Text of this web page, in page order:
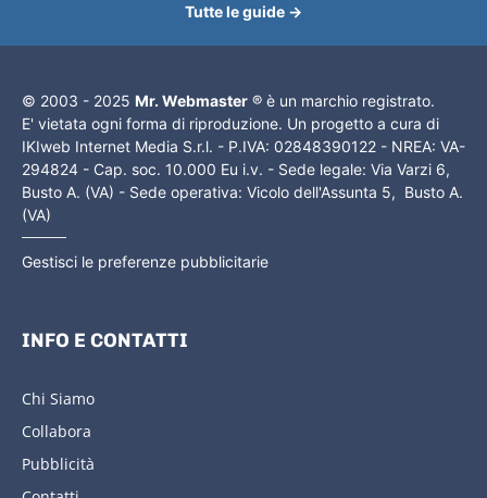
Tutte le guide →
© 2003 - 2025 Mr. Webmaster ® è un marchio registrato.
E' vietata ogni forma di riproduzione. Un progetto a cura di
IKIweb Internet Media S.r.l. - P.IVA: 02848390122 - NREA: VA-
294824 - Cap. soc. 10.000 Eu i.v. - Sede legale: Via Varzi 6,
Busto A. (VA) - Sede operativa: Vicolo dell'Assunta 5, Busto A.
(VA)
Gestisci le preferenze pubblicitarie
INFO E CONTATTI
Chi Siamo
Collabora
Pubblicità